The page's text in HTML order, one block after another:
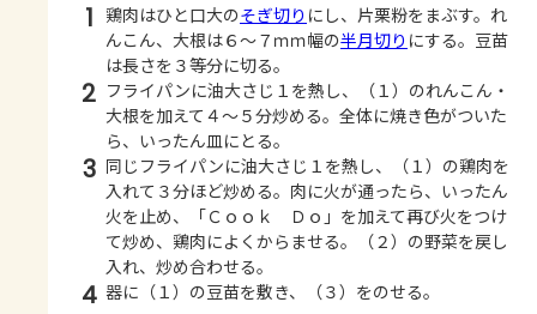
1 鶏肉はひと口大のそぎ切り にし、片栗粉をまぶす。れ
んこん、大根は６～７ｍｍ幅の半月切り にする。豆苗
は長さを３等分に切る。
2 フライパンに油大さじ１を熱し、（１）のれんこん・
大根を加えて４～５分炒める。全体に焼き色がついた
ら、いったん皿にとる。
3 同じフライパンに油大さじ１を熱し、（１）の鶏肉を
入れて３分ほど炒める。肉に火が通ったら、いったん
火を止め、「Ｃｏｏｋ Ｄｏ」を加えて再び火をつけ
て炒め、鶏肉によくからませる。（２）の野菜を戻し
入れ、炒め合わせる。
4 器に（１）の豆苗を敷き、（３）をのせる。